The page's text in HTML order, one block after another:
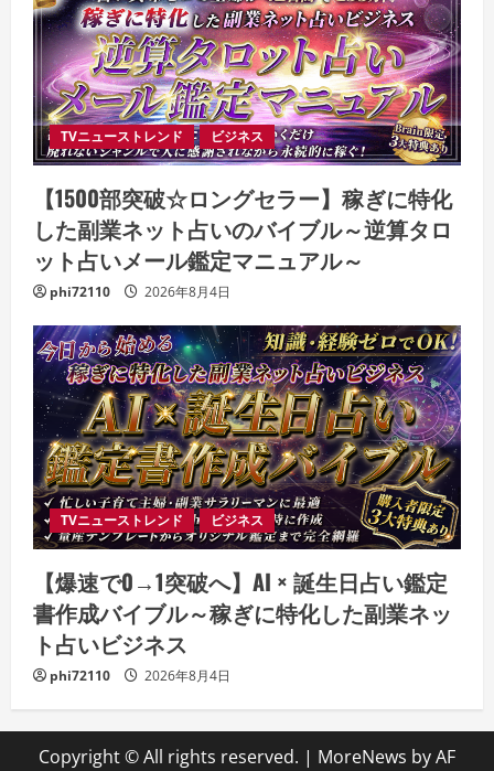
TVニューストレンド ビジネス
【1500部突破☆ロングセラー】稼ぎに特化
した副業ネット占いのバイブル～逆算タロ
ット占いメール鑑定マニュアル～
phi72110 2026年8月4日
TVニューストレンド ビジネス
【爆速で0→1突破へ】AI × 誕生日占い鑑定
書作成バイブル～稼ぎに特化した副業ネッ
ト占いビジネス
phi72110 2026年8月4日
Copyright © All rights reserved. | MoreNews by AF